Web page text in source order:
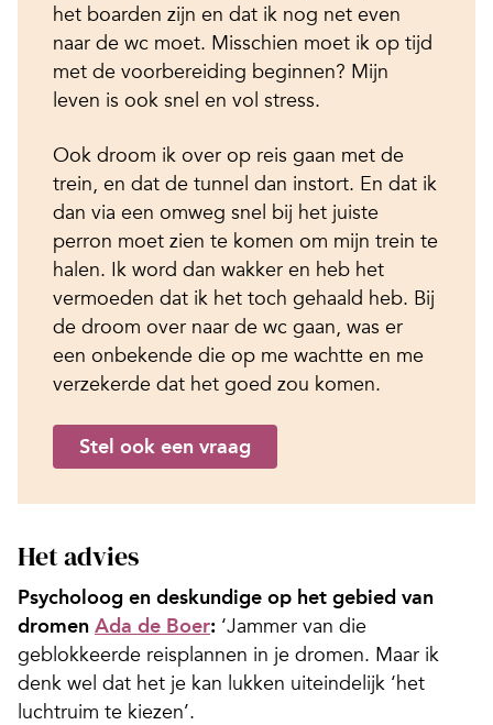
het boarden zijn en dat ik nog net even
naar de wc moet. Misschien moet ik op tijd
met de voorbereiding beginnen? Mijn
leven is ook snel en vol stress.
Ook droom ik over op reis gaan met de
trein, en dat de tunnel dan instort. En dat ik
dan via een omweg snel bij het juiste
perron moet zien te komen om mijn trein te
halen. Ik word dan wakker en heb het
vermoeden dat ik het toch gehaald heb. Bij
de droom over naar de wc gaan, was er
een onbekende die op me wachtte en me
verzekerde dat het goed zou komen.
Stel ook een vraag
Het advies
Psycholoog en deskundige op het gebied van
dromen Ada de Boer: ‘Jammer van die
geblokkeerde reisplannen in je dromen. Maar ik
denk wel dat het je kan lukken uiteindelijk ‘het
luchtruim te kiezen’.